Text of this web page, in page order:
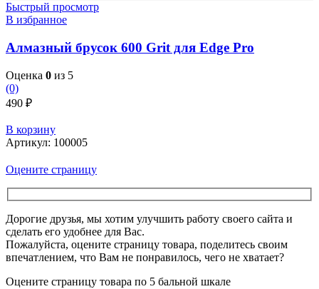
Быстрый просмотр
В избранное
Алмазный брусок 600 Grit для Edge Pro
Оценка 0 из 5
(0)
490 ₽
В корзину
Артикул: 100005
Оцените страницу
Дорогие друзья, мы хотим улучшить работу своего сайта и
сделать его удобнее для Вас.
Пожалуйста, оцените страницу товара, поделитесь своим
впечатлением, что Вам не понравилось, чего не хватает?
Оцените страницу товара по 5 бальной шкале